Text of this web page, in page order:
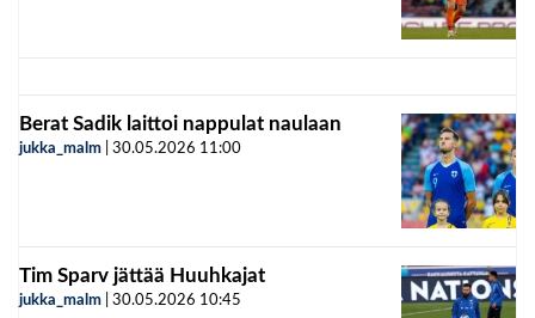
Berat Sadik laittoi nappulat naulaan
jukka_malm 30.05.2026 11:00
Tim Sparv jättää Huuhkajat
jukka_malm 30.05.2026 10:45